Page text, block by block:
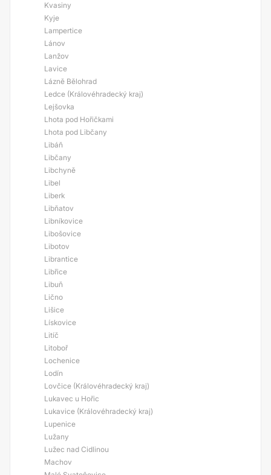
Kvasiny
Kyje
Lampertice
Lánov
Lanžov
Lavice
Lázně Bělohrad
Ledce (Královéhradecký kraj)
Lejšovka
Lhota pod Hořičkami
Lhota pod Libčany
Libáň
Libčany
Libchyně
Libel
Liberk
Libňatov
Libníkovice
Libošovice
Libotov
Librantice
Libřice
Libuň
Lično
Lišice
Lískovice
Litíč
Litoboř
Lochenice
Lodín
Lovčice (Královéhradecký kraj)
Lukavec u Hořic
Lukavice (Královéhradecký kraj)
Lupenice
Lužany
Lužec nad Cidlinou
Machov